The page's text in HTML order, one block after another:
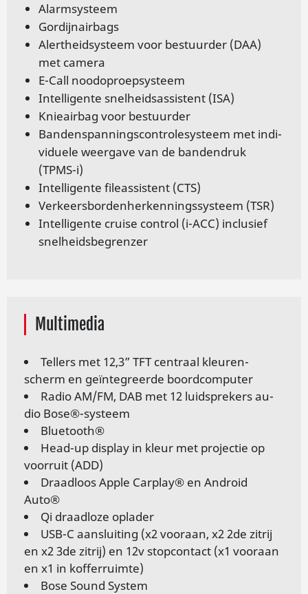
Alarm­systeem
Gor­dij­n­air­bags
Alert­heidsysteem voor be­stuur­der (DAA)
met ca­me­ra
E-Call nood­op­roep­systeem
In­tel­li­gen­te snel­heids­as­sis­tent (ISA)
Knie­air­bag voor be­stuur­der
Ban­den­span­nings­con­tro­le­systeem met in­di­
vi­du­e­le weer­ga­ve van de ban­den­druk
(TPMS-i)
In­tel­li­gen­te fi­leas­sis­tent (CTS)
Ver­keers­bor­den­her­ken­nings­systeem (TSR)
In­tel­li­gen­te crui­se con­trol (i-ACC) in­clu­sief
snel­heids­be­gren­zer
Multimedia
Tel­lers met 12,3” TFT cen­traal kleu­ren­
scherm en ge­ïn­te­greer­de boord­com­pu­ter
Ra­dio AM/FM, DAB met 12 luid­spre­kers au­
dio Bose®-systeem
Blue­tooth®
Head-up dis­play in kleur met pro­jec­tie op
voor­ruit (ADD)
Draad­loos Ap­ple Car­play® en An­droid
Auto®
Qi draadloze oplader
USB-C aansluiting (x2 vooraan, x2 2de zitrij
en x2 3de zitrij) en 12v stopcontact (x1 vooraan
en x1 in kofferruimte)
Bose Sound System